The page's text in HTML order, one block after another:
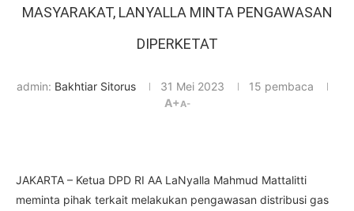
MASYARAKAT, LANYALLA MINTA PENGAWASAN
DIPERKETAT
admin: Bakhtiar Sitorus 31 Mei 2023 15 pembaca
A+A-
JAKARTA – Ketua DPD RI AA LaNyalla Mahmud Mattalitti
meminta pihak terkait melakukan pengawasan distribusi gas